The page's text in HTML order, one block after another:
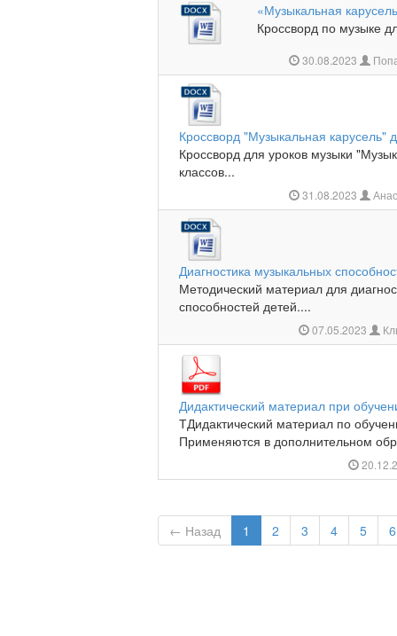
«Музыкальная
Кроссворд по музыке
30.08.2023
Кроссворд "Музыкальная карусель"
Кроссворд для уроков музыки
классов...
31.08.2023
Диагностика музыкальных
Методический материал для
способностей детей....
07.05.2023
Дидактический материал при
ТДидактический материал по
Применяются в дополнительном
← Назад 1 2 3 4 5 6